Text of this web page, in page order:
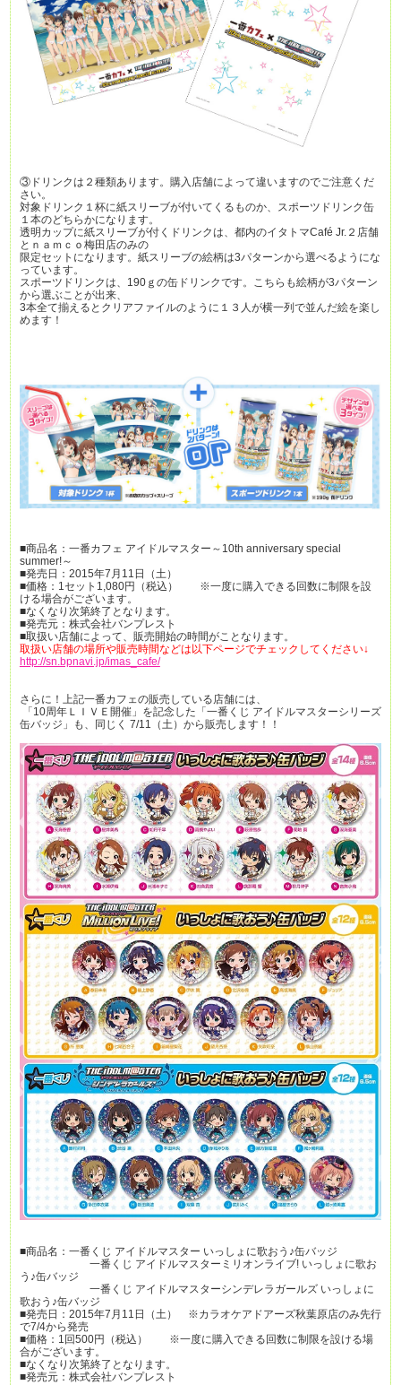
③ドリンクは２種類あります。購入店舗によって違いますのでご注意くだ
さい。
対象ドリンク１杯に紙スリーブが付いてくるものか、スポーツドリンク缶
１本のどちらかになります。
透明カップに紙スリーブが付くドリンクは、都内のイタトマCafé Jr.２店舗
とｎａｍｃｏ梅田店のみの
限定セットになります。紙スリーブの絵柄は3パターンから選べるようにな
っています。
スポーツドリンクは、190ｇの缶ドリンクです。こちらも絵柄が3パターン
から選ぶことが出来、
3本全て揃えるとクリアファイルのように１３人が横一列で並んだ絵を楽し
めます！
■商品名：一番カフェ アイドルマスター～10th anniversary special
summer!～
■発売日：2015年7月11日（土）
■価格：1セット1,080円（税込） ※一度に購入できる回数に制限を設
ける場合がございます。
■なくなり次第終了となります。
■発売元：株式会社バンプレスト
■取扱い店舗によって、販売開始の時間がことなります。
取扱い店舗の場所や販売時間などは以下ページでチェックしてください↓
http://sn.bpnavi.jp/imas_cafe/
さらに！上記一番カフェの販売している店舗には、
「10周年ＬＩＶＥ開催」を記念した「一番くじ アイドルマスターシリーズ
缶バッジ」も、同じく 7/11（土）から販売します！！
■商品名：一番くじ アイドルマスター いっしょに歌おう♪缶バッジ
一番くじ アイドルマスターミリオンライブ! いっしょに歌お
う♪缶バッジ
一番くじ アイドルマスターシンデレラガールズ いっしょに
歌おう♪缶バッジ
■発売日：2015年7月11日（土） ※カラオケアドアーズ秋葉原店のみ先行
で7/4から発売
■価格：1回500円（税込） ※一度に購入できる回数に制限を設ける場
合がございます。
■なくなり次第終了となります。
■発売元：株式会社バンプレスト